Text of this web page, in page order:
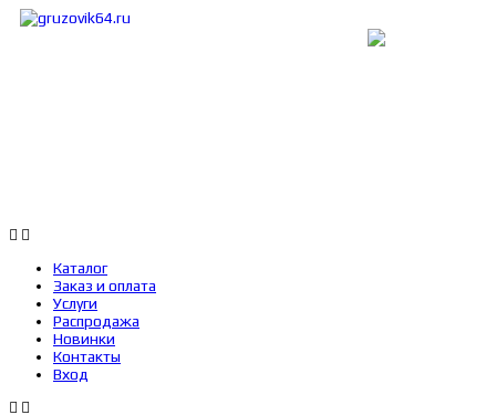
Каталог
Заказ и оплата
Услуги
Распродажа
Новинки
Контакты
Вход